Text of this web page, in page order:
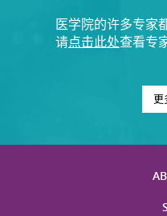
医学院的许多专家
请点击此处查看专
更